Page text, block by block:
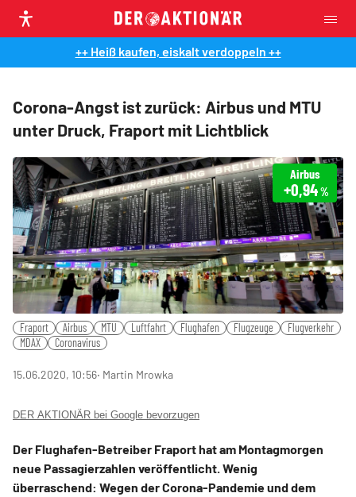
++ Heiß kaufen, eiskalt verdoppeln ++
Corona-Angst ist zurück: Airbus und MTU
unter Druck, Fraport mit Lichtblick
Airbus
+0,94%
Fraport Airbus MTU Luftfahrt Flughafen Flugzeuge
Flugverkehr
MDAX
Coronavirus
15.06.2020, 10:56‧ Martin Mrowka
DER AKTIONÄR bei Google bevorzugen
Der Flughafen-Betreiber Fraport hat am Montagmorgen
neue Passagierzahlen veröffentlicht. Wenig
überraschend: Wegen der Corona-Pandemie und dem